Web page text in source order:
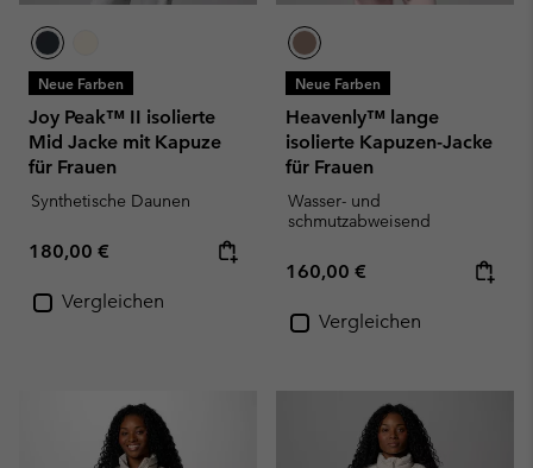
Neue Farben
Joy Peak™ II isolierte
Mid Jacke mit Kapuze
für Frauen
Synthetische Daunen
Regular price:
180,00 €
Vergleichen
Neue Farben
Heavenly™ lange
isolierte Kapuzen-Jacke
für Frauen
Wasser- und
schmutzabweisend
Regular price:
160,00 €
Vergleichen